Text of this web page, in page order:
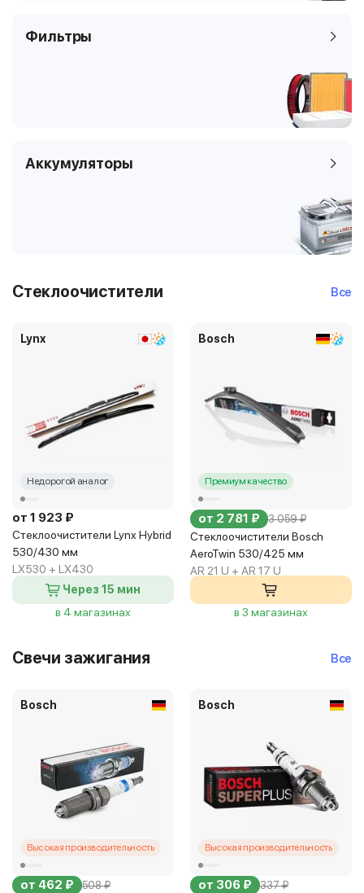
Фильтры
Аккумуляторы
Стеклоочистители Все
Lynx
Недорогой аналог
от 1 923 ₽
Стеклоочистители Lynx Hybrid
530/430 мм
LX530 + LX430
Через 15 мин
в 4 магазинах
Bosch
Премиум качество
от 2 781 ₽ 3 059 ₽
Стеклоочистители Bosch
AeroTwin 530/425 мм
AR 21 U + AR 17 U
в 3 магазинах
Свечи зажигания Все
Bosch
Высокая производительность
от 462 ₽ 508 ₽
Bosch
Высокая производительность
от 306 ₽ 337 ₽